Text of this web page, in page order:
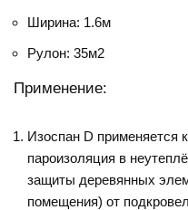
Ширина: 1.6м
Рулон: 35м2
Применение:
Изоспан D применяется
пароизоляция в
защиты деревянных
помещения) от